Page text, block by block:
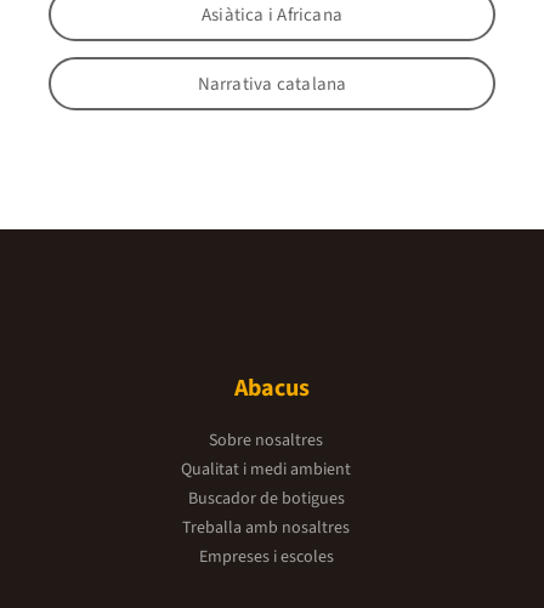
Asiàtica i Africana
Narrativa catalana
Abacus
Sobre nosaltres
Qualitat i medi ambient
Buscador de botigues
Treballa amb nosaltres
Empreses i escoles